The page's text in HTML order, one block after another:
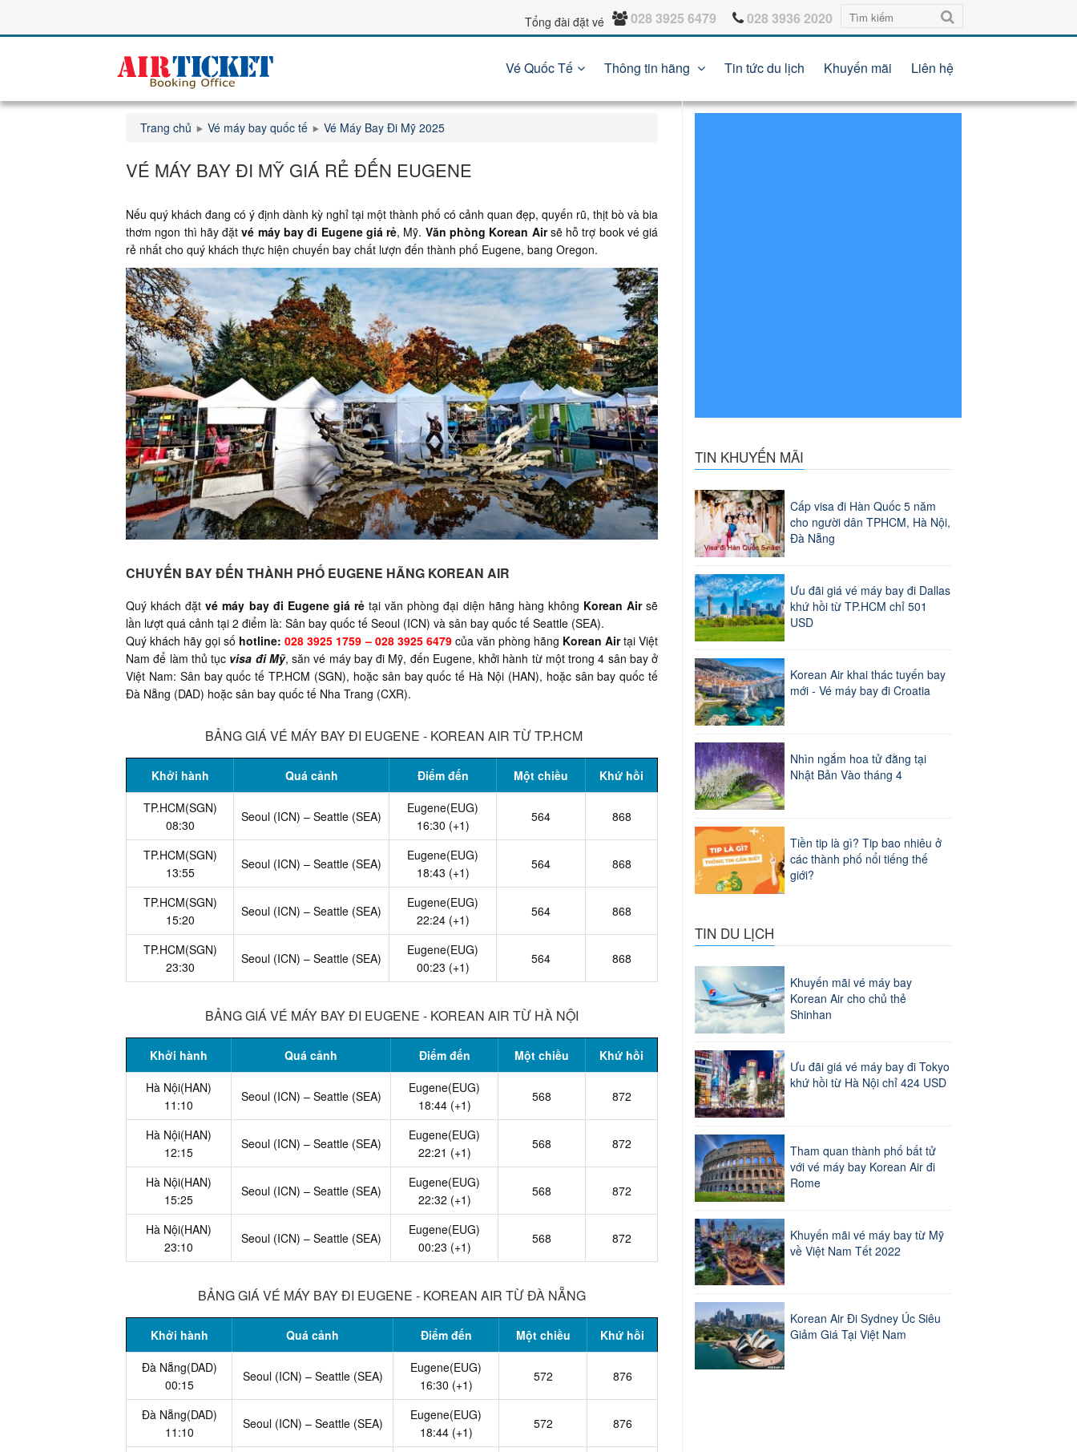
Tổng đài đặt vé 028 3925 6479 028 3936 2020
Vé Quốc Tế Thông tin hãng Tin tức du lịch Khuyến mãi Liên hệ
Trang chủ Vé máy bay quốc tế Vé Máy Bay Đi Mỹ 2025
VÉ MÁY BAY ĐI MỸ GIÁ RẺ ĐẾN EUGENE
Nếu quý khách đang có ý định dành kỳ nghỉ tại một thành phố có cảnh quan đẹp, quyến rũ, thịt bò và bia
thơm ngon thì hãy đặtvé máy bay đi Eugene giá rẻ, Mỹ. Văn phòng Korean Airsẽ hỗ trợ book vé giá
rẻ nhất cho quý khách thực hiện chuyến bay chất lượn đến thành phố Eugene, bang Oregon.
CHUYẾN BAY ĐẾN THÀNH PHỐ EUGENE HÃNG KOREAN AIR
Quý khách đặtvé máy bay đi Eugene giá rẻtại văn phòng đại diện hãng hàng không Korean Airsẽ
lần lượt quá cảnh tại 2 điểm là: Sân bay quốc tế Seoul (ICN) và sân bay quốc tế Seattle (SEA).
Quý khách hãy gọi số hotline:028 3925 1759 – 028 3925 6479của văn phòng hãng Korean Airtại Việt
Nam để làm thủ tục visa đi Mỹ, săn vé máy bay đi Mỹ, đến Eugene, khởi hành từ một trong 4 sân bay ở
Việt Nam: Sân bay quốc tế TP.HCM (SGN), hoặc sân bay quốc tế Hà Nội (HAN), hoặc sân bay quốc tế
Đà Nẵng (DAD) hoặc sân bay quốc tế Nha Trang (CXR).
BẢNG GIÁ VÉ MÁY BAY ĐI EUGENE - KOREAN AIR TỪ TP.HCM
Khởi hành Quá cảnh Điểm đến Một chiều
Khứ hồi
TP.HCM(SGN)
08:30
Seoul (ICN) – Seattle (SEA)
Eugene(EUG)
16:30 (+1)
564 868
TP.HCM(SGN)
13:55
Seoul (ICN) – Seattle (SEA)
Eugene(EUG)
18:43 (+1)
564 868
TP.HCM(SGN)
15:20
Seoul (ICN) – Seattle (SEA)
Eugene(EUG)
22:24 (+1)
564 868
TP.HCM(SGN)
23:30
Seoul (ICN) – Seattle (SEA)
Eugene(EUG)
00:23 (+1)
564 868
BẢNG GIÁ VÉ MÁY BAY ĐI EUGENE - KOREAN AIR TỪ HÀ NỘI
Khởi hành Quá cảnh Điểm đến Một chiều
Khứ hồi
Hà Nội(HAN)
11:10
Seoul (ICN) – Seattle (SEA)
Eugene(EUG)
18:44 (+1)
568 872
Hà Nội(HAN)
12:15
Seoul (ICN) – Seattle (SEA)
Eugene(EUG)
22:21 (+1)
568 872
Hà Nội(HAN)
15:25
Seoul (ICN) – Seattle (SEA)
Eugene(EUG)
22:32 (+1)
568 872
Hà Nội(HAN)
23:10
Seoul (ICN) – Seattle (SEA)
Eugene(EUG)
00:23 (+1)
568 872
BẢNG GIÁ VÉ MÁY BAY ĐI EUGENE - KOREAN AIR TỪ ĐÀ NẴNG
Khởi hành Quá cảnh Điểm đến Một chiều
Khứ hồi
Đà Nẵng(DAD)
00:15
Seoul (ICN) – Seattle (SEA)
Eugene(EUG)
16:30 (+1)
572 876
Đà Nẵng(DAD)
11:10
Seoul (ICN) – Seattle (SEA)
Eugene(EUG)
18:44 (+1)
572 876
TIN KHUYẾN MÃI
Cấp visa đi Hàn Quốc 5 năm
cho người dân TPHCM, Hà Nội,
Đà Nẵng
Ưu đãi giá vé máy bay đi Dallas
khứ hồi từ TP.HCM chỉ 501
USD
Korean Air khai thác tuyến bay
mới - Vé máy bay đi Croatia
Nhìn ngắm hoa tử đằng tại
Nhật Bản Vào tháng 4
Tiền tip là gì? Tip bao nhiêu ở
các thành phố nổi tiếng thế
giới?
TIN DU LỊCH
Khuyến mãi vé máy bay
Korean Air cho chủ thẻ
Shinhan
Ưu đãi giá vé máy bay đi Tokyo
khứ hồi từ Hà Nội chỉ 424 USD
Tham quan thành phố bất tử
với vé máy bay Korean Air đi
Rome
Khuyến mãi vé máy bay từ Mỹ
về Việt Nam Tết 2022
Korean Air Đi Sydney Úc Siêu
Giảm Giá Tại Việt Nam